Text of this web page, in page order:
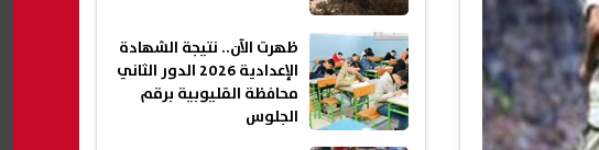
ظهرت الآن.. نتيجة الشهادة
الإعدادية 2026 الدور الثاني
محافظة القليوبية برقم
الجلوس